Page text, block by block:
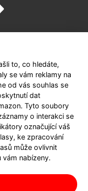
to, co hledáte,
se vám reklamy na
od vás souhlas se
dat
Tyto soubory
o interakci se
označující váš
ke zpracování
může ovlivnit
nabízeny.